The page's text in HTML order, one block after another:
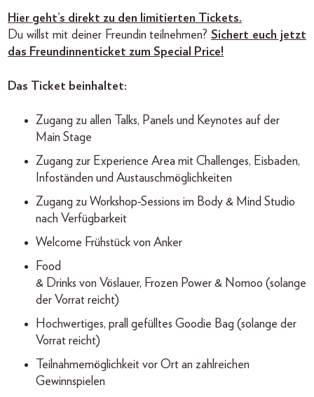
Hier geht’s direkt zu den limitierten Tickets.
Du willst mit deiner Freundin teilnehmen?Sichert euch jetzt
das Freundinnenticket zum Special Price!
Das Ticket beinhaltet:
Zugang zu allen Talks, Panels und Keynotes auf der
Main Stage
Zugang zur Experience Area mit Challenges, Eisbaden,
Infoständen und Austauschmöglichkeiten
Zugang zu Workshop-Sessions im Body & Mind Studio
nach Verfügbarkeit
Welcome Frühstück von Anker
Food
& Drinks von Vöslauer, Frozen Power & Nomoo (solange
der Vorrat reicht)
Hochwertiges, prall gefülltes Goodie Bag (solange der
Vorrat reicht)
Teilnahmemöglichkeit vor Ort an zahlreichen
Gewinnspielen